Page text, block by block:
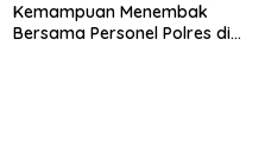
Kemampuan Menembak
Bersama Personel Polres di